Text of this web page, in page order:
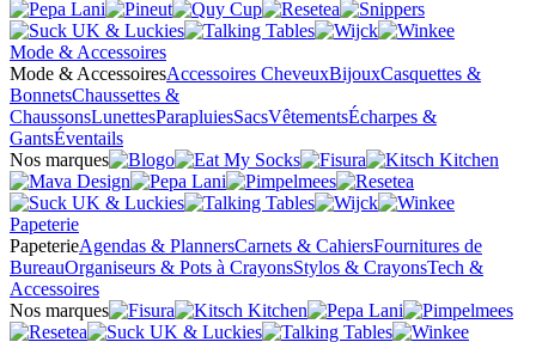
Mode & Accessoires
Mode & AccessoiresAccessoires CheveuxBijouxCasquettes &
BonnetsChaussettes &
ChaussonsLunettesParapluiesSacsVêtementsÉcharpes &
GantsÉventails
Nos marques
Papeterie
PapeterieAgendas & PlannersCarnets & CahiersFournitures de
BureauOrganiseurs & Pots à CrayonsStylos & CrayonsTech &
Accessoires
Nos marques